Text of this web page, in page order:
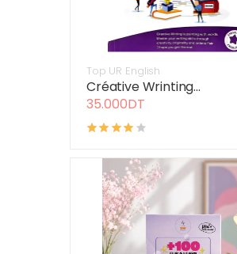
Top UR English
Créative Wrinting...
35.000DT